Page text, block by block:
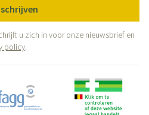
u zich in voor onze nieuwsbrief en
policy.